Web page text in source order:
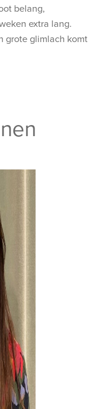
belang,
extra lang.
grote glimlach komt